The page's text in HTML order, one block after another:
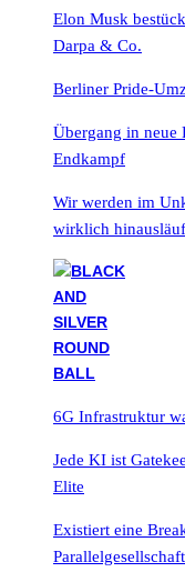
Elon Musk
Darpa & Co.
Berliner Pride-
Übergang in neue
Endkampf
Wir werden im
wirklich
6G Infrastruktur
Jede KI ist
Elite
Existiert eine